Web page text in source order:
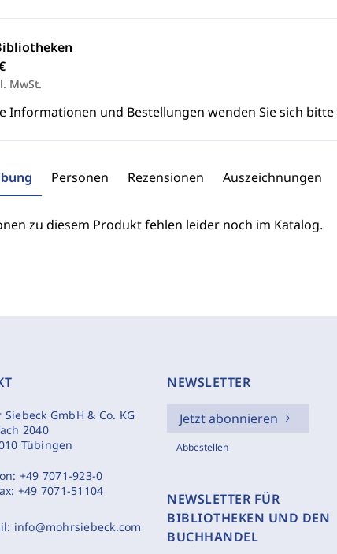
MwSt.
Informationen und Bestellungen wenden Sie sich
Personen Rezensionen Auszeichnungen
zu diesem Produkt fehlen leider noch im Katalog.
Siebeck GmbH & Co. KG
2040
Tübingen
+49 7071-923-0
+49 7071-51104
info@mohrsiebeck.com
NEWSLETTER
Jetzt abonnieren
Abbestellen
NEWSLETTER FÜR
BIBLIOTHEKEN UND DEN
BUCHHANDEL